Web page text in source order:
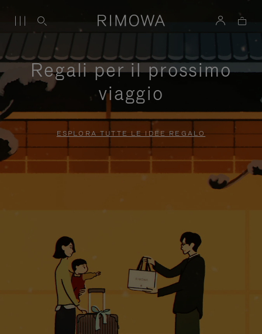
Regali per il prossimo
viaggio
ESPLORA TUTTE LE IDEE REGALO